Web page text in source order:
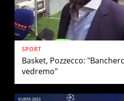
SPORT
Basket, Pozzecco:
vedremo"